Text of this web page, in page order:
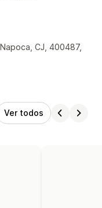
CJ, 400487,
Ver todos